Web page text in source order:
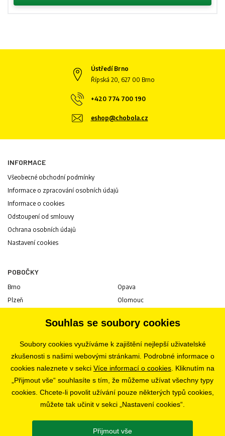
Ústředí Brno
Řípská 20, 627 00 Brno
+420 774 700 190
eshop@chobola.cz
INFORMACE
Všeobecné obchodní podmínky
Informace o zpracování osobních údajů
Informace o cookies
Odstoupení od smlouvy
Ochrana osobních údajů
Nastavení cookies
POBOČKY
Brno
Plzeň
Ostrava
Opava
Olomouc
Pardubice
Liberec
Bratislava
KARIÉRA
SLEDUJTE NÁS
Souhlas se soubory cookies
Soubory cookies využíváme k zajištění nejlepší uživatelské
zkušenosti s našimi webovými stránkami. Podrobné informace o
cookies naleznete v sekci Více informací o cookies . Kliknutím na
„Přijmout vše“ souhlasíte s tím, že můžeme užívat všechny typy
cookies. Chcete-li povolit užívání pouze některých typů cookies,
můžete tak učinit v sekci „Nastavení cookies“.
Přijmout vše